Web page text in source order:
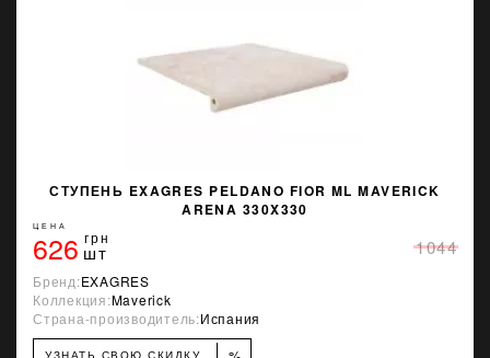
СТУПЕНЬ EXAGRES PELDANO FIOR ML MAVERICK
ARENA 330X330
ЦЕНА
626 грн
шт 1044
Бренд:EXAGRES
Коллекция:Maverick
Страна-производитель:Испания
УЗНАТЬ СВОЮ СКИДКУ